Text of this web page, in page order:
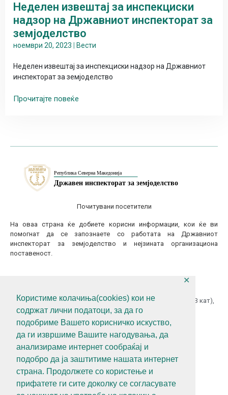
Користиме колачиња(cookies) кои не
содржат лични податоци, за да го
подобриме Вашето корисничко искуство,
да ги извршиме Вашите нагодувања, да
анализираме интернет сообраќај и
подобро да ја заштитиме нашата интернет
страна. Продолжете со користење и
прифатете ги сите доколку се согласувате
✕
Неделен извештај за инспекциски
надзор на Државниот инспекторат за
земјоделство
ноември 20, 2023 Вести
Неделен извештај за инспекциски надзор на Државниот
инспекторат за земјоделство
Прочитајте повеќе
Почитувани посетители
На оваа страна ќе добиете корисни информации, кои ќе ви
помогнат да се запознаете со работата на Државниот
инспекторат за земјоделство и нејзината организациона
поставеност.
ул.Гоце Делчев бр.18 (Македонска Радио Телевизија 13 кат),
1000 Скопје, Р.С.Македонија
+389 (0)2 3121 462
+389 (0)2 3121 462
СЛЕДЕТЕ НЕ